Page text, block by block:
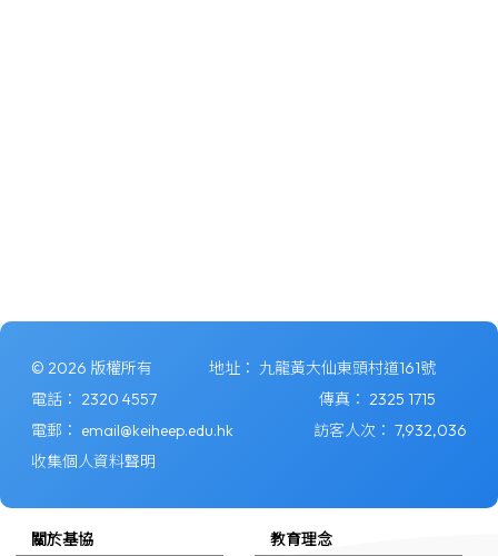
© 2026 版權所有 地址： 九龍黃大仙東頭村道161號
電話： 2320 4557 傳真： 2325 1715
電郵： email@keiheep.edu.hk 訪客人次： 7,932,036
收集個人資料聲明
關於基協 教育理念